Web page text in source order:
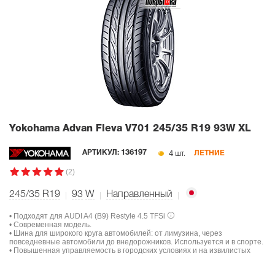
Yokohama Advan Fleva V701 245/35 R19 93W XL
АРТИКУЛ: 136197 4 шт. ЛЕТНИЕ
(2)
245/35 R19 93 W Направленный
• Подходят для AUDI A4 (B9) Restyle 4.5 TFSi
• Современная модель.
• Шина для широкого круга автомобилей: от лимузина, через
повседневные автомобили до внедорожников. Используется и в спорте.
• Повышенная управляемость в городских условиях и на извилистых